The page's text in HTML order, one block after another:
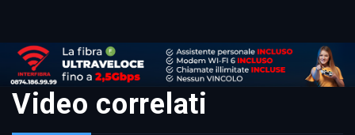
Video correlati